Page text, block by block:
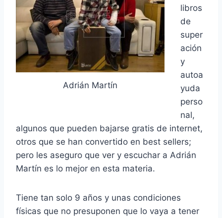
Adrián Martín
libros
de
super
ación
y
autoa
yuda
perso
nal,
algunos que pueden bajarse gratis de internet,
otros que se han convertido en best sellers;
pero les aseguro que ver y escuchar a Adrián
Martín es lo mejor en esta materia.
Tiene tan solo 9 años y unas condiciones
físicas que no presuponen que lo vaya a tener